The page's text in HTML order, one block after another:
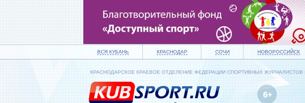
ВСЯ КУБАНЬ КРАСНОДАР СОЧИ НОВОРОССИЙСК
КРАСНОДАРСКОЕ КРАЕВОЕ ОТДЕЛЕНИЕ ФЕДЕРАЦИИ СПОРТИВНЫХ ЖУРНАЛИСТОВ